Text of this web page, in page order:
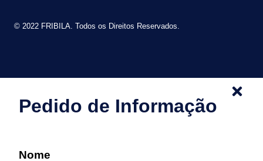
© 2022 FRIBILA. Todos os Direitos Reservados.
Pedido de Informação
Nome